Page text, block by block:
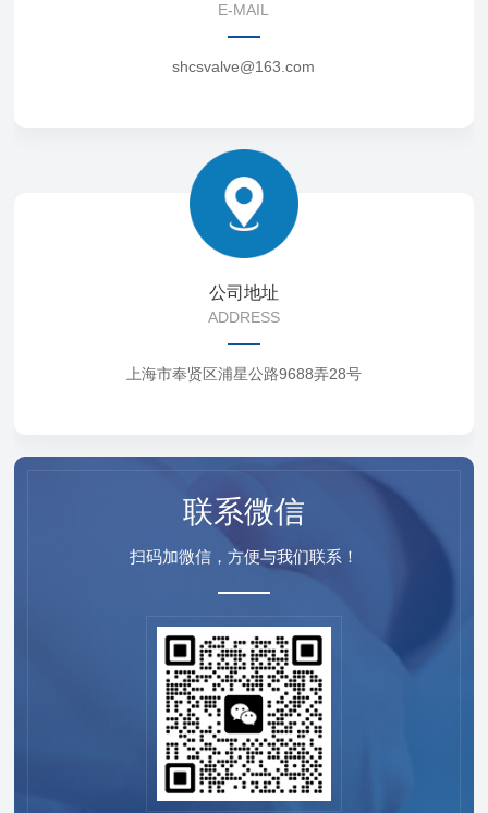
E-MAIL
shcsvalve@163.com
公司地址
ADDRESS
上海市奉贤区浦星公路9688弄28号
联系微信
扫码加微信，方便与我们联系！